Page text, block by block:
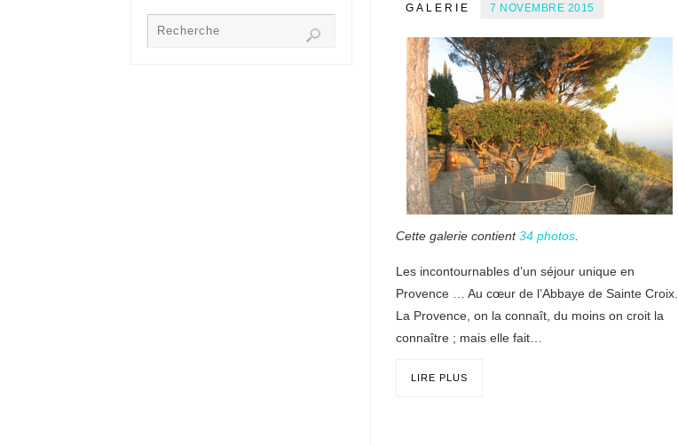
GALERIE 7 NOVEMBRE 2015
Cette galerie contient34 photos
Les incontournables d’un séjour unique en
Provence … Au cœur de l’Abbaye de Sainte Croix.
La Provence, on la connaît, du moins on croit la
connaître ; mais elle fait…
LIRE PLUS